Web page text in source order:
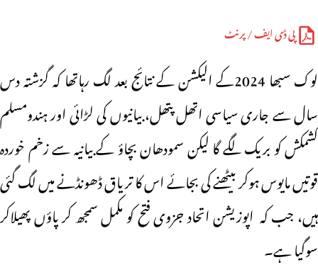
پی ڈی ایف / پرنٹ
لوک سبھا 2024کے الیکشن کے نتائج بعد لگ رہاتھا کہ گزشتہ دس
سال سے جاری سیاسی اتھل پتھل، بیانیوں کی لڑائی اور ہندومسلم
کشمکش کو بریک لگے گا لیکن سمودھان بچاؤ کے بیانیہ سے زخم خوردہ
قوتیں مایوس ہوکر بیٹھنے کی بجائے اس کا تریاق ڈھونڈنے میں لگ گئی
ہیں، جب کہ اپوزیشن اتحاد جزوی فتح کو مکمل سمجھ کر پاؤں پھیلاکر
سوگیا ہے۔